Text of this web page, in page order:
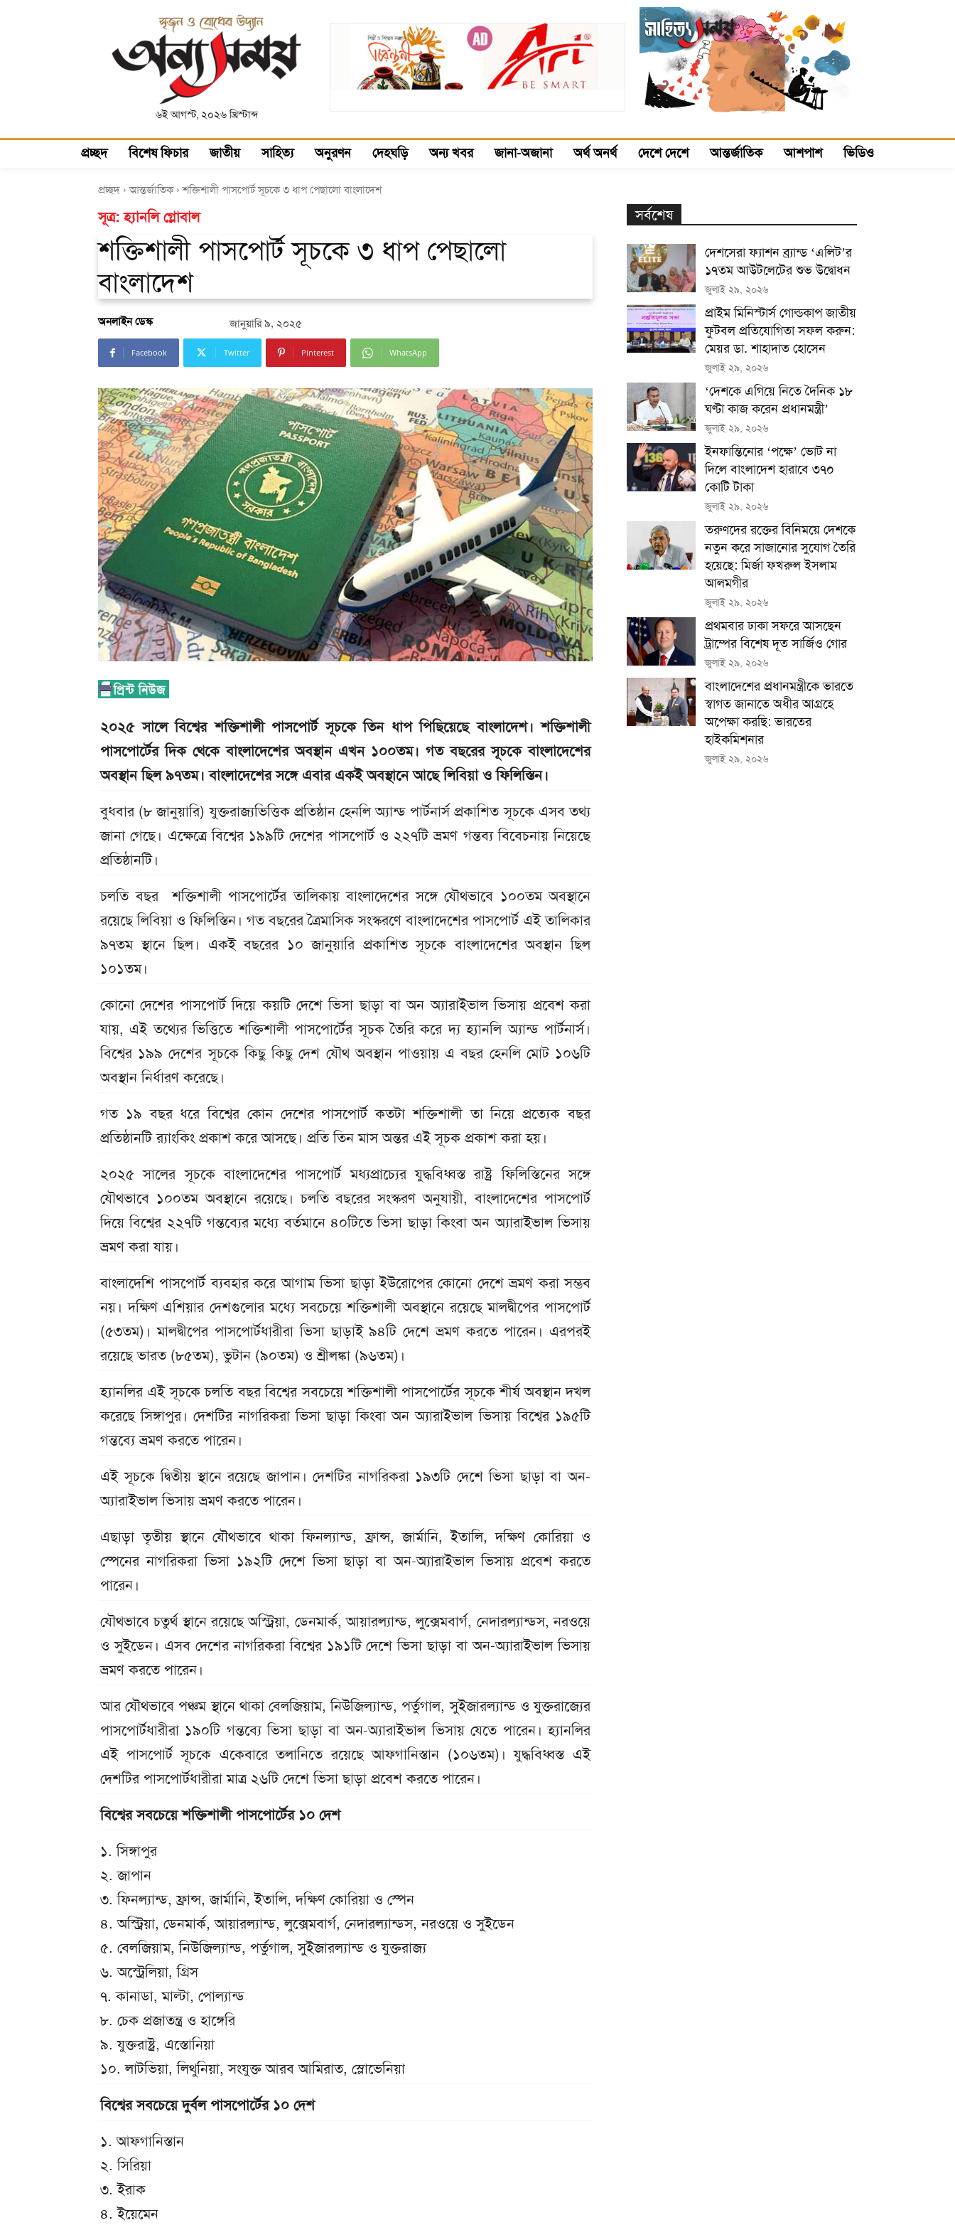
৬ই আগস্ট, ২০২৬ খ্রিস্টাব্দ
প্রচ্ছদ বিশেষ ফিচার জাতীয় সাহিত্য অনুরণন দেহঘড়ি অন্য খবর জানা-অজানা অর্থ অনর্থ দেশে দেশে আন্তর্জাতিক আশপাশ ভিডিও
প্রচ্ছদ আন্তর্জাতিক শক্তিশালী পাসপোর্ট সূচকে ৩ ধাপ পেছালো বাংলাদেশ
সূত্র: হ্যানলি গ্লোবাল
শক্তিশালী পাসপোর্ট সূচকে ৩ ধাপ পেছালো
বাংলাদেশ
অনলাইন ডেস্ক জানুয়ারি ৯, ২০২৫
Facebook Twitter Pinterest WhatsApp
২০২৫ সালে বিশ্বের শক্তিশালী পাসপোর্ট সূচকে তিন ধাপ পিছিয়েছে বাংলাদেশ। শক্তিশালী
পাসপোর্টের দিক থেকে বাংলাদেশের অবস্থান এখন ১০০তম। গত বছরের সূচকে বাংলাদেশের
অবস্থান ছিল ৯৭তম। বাংলাদেশের সঙ্গে এবার একই অবস্থানে আছে লিবিয়া ও ফিলিস্তিন।
বুধবার (৮ জানুয়ারি) যুক্তরাজ্যভিত্তিক প্রতিষ্ঠান হেনলি অ্যান্ড পার্টনার্স প্রকাশিত সূচকে এসব তথ্য
জানা গেছে। এক্ষেত্রে বিশ্বের ১৯৯টি দেশের পাসপোর্ট ও ২২৭টি ভ্রমণ গন্তব্য বিবেচনায় নিয়েছে
প্রতিষ্ঠানটি।
চলতি বছর শক্তিশালী পাসপোর্টের তালিকায় বাংলাদেশের সঙ্গে যৌথভাবে ১০০তম অবস্থানে
রয়েছে লিবিয়া ও ফিলিস্তিন। গত বছরের ত্রৈমাসিক সংস্করণে বাংলাদেশের পাসপোর্ট এই তালিকার
৯৭তম স্থানে ছিল। একই বছরের ১০ জানুয়ারি প্রকাশিত সূচকে বাংলাদেশের অবস্থান ছিল
১০১তম।
কোনো দেশের পাসপোর্ট দিয়ে কয়টি দেশে ভিসা ছাড়া বা অন অ্যারাইভাল ভিসায় প্রবেশ করা
যায়, এই তথ্যের ভিত্তিতে শক্তিশালী পাসপোর্টের সূচক তৈরি করে দ্য হ্যানলি অ্যান্ড পার্টনার্স।
বিশ্বের ১৯৯ দেশের সূচকে কিছু কিছু দেশ যৌথ অবস্থান পাওয়ায় এ বছর হেনলি মোট ১০৬টি
অবস্থান নির্ধারণ করেছে।
গত ১৯ বছর ধরে বিশ্বের কোন দেশের পাসপোর্ট কতটা শক্তিশালী তা নিয়ে প্রত্যেক বছর
প্রতিষ্ঠানটি র‍্যাংকিং প্রকাশ করে আসছে। প্রতি তিন মাস অন্তর এই সূচক প্রকাশ করা হয়।
২০২৫ সালের সূচকে বাংলাদেশের পাসপোর্ট মধ্যপ্রাচ্যের যুদ্ধবিধ্বস্ত রাষ্ট্র ফিলিস্তিনের সঙ্গে
যৌথভাবে ১০০তম অবস্থানে রয়েছে। চলতি বছরের সংস্করণ অনুযায়ী, বাংলাদেশের পাসপোর্ট
দিয়ে বিশ্বের ২২৭টি গন্তব্যের মধ্যে বর্তমানে ৪০টিতে ভিসা ছাড়া কিংবা অন অ্যারাইভাল ভিসায়
ভ্রমণ করা যায়।
বাংলাদেশি পাসপোর্ট ব্যবহার করে আগাম ভিসা ছাড়া ইউরোপের কোনো দেশে ভ্রমণ করা সম্ভব
নয়। দক্ষিণ এশিয়ার দেশগুলোর মধ্যে সবচেয়ে শক্তিশালী অবস্থানে রয়েছে মালদ্বীপের পাসপোর্ট
(৫৩তম)। মালদ্বীপের পাসপোর্টধারীরা ভিসা ছাড়াই ৯৪টি দেশে ভ্রমণ করতে পারেন। এরপরই
রয়েছে ভারত (৮৫তম), ভুটান (৯০তম) ও শ্রীলঙ্কা (৯৬তম)।
হ্যানলির এই সূচকে চলতি বছর বিশ্বের সবচেয়ে শক্তিশালী পাসপোর্টের সূচকে শীর্ষ অবস্থান দখল
করেছে সিঙ্গাপুর। দেশটির নাগরিকরা ভিসা ছাড়া কিংবা অন অ্যারাইভাল ভিসায় বিশ্বের ১৯৫টি
গন্তব্যে ভ্রমণ করতে পারেন।
এই সূচকে দ্বিতীয় স্থানে রয়েছে জাপান। দেশটির নাগরিকরা ১৯৩টি দেশে ভিসা ছাড়া বা অন-
অ্যারাইভাল ভিসায় ভ্রমণ করতে পারেন।
এছাড়া তৃতীয় স্থানে যৌথভাবে থাকা ফিনল্যান্ড, ফ্রান্স, জার্মানি, ইতালি, দক্ষিণ কোরিয়া ও
স্পেনের নাগরিকরা ভিসা ১৯২টি দেশে ভিসা ছাড়া বা অন-অ্যারাইভাল ভিসায় প্রবেশ করতে
পারেন।
যৌথভাবে চতুর্থ স্থানে রয়েছে অস্ট্রিয়া, ডেনমার্ক, আয়ারল্যান্ড, লুক্সেমবার্গ, নেদারল্যান্ডস, নরওয়ে
ও সুইডেন। এসব দেশের নাগরিকরা বিশ্বের ১৯১টি দেশে ভিসা ছাড়া বা অন-অ্যারাইভাল ভিসায়
ভ্রমণ করতে পারেন।
আর যৌথভাবে পঞ্চম স্থানে থাকা বেলজিয়াম, নিউজিল্যান্ড, পর্তুগাল, সুইজারল্যান্ড ও যুক্তরাজ্যের
পাসপোর্টধারীরা ১৯০টি গন্তব্যে ভিসা ছাড়া বা অন-অ্যারাইভাল ভিসায় যেতে পারেন। হ্যানলির
এই পাসপোর্ট সূচকে একেবারে তলানিতে রয়েছে আফগানিস্তান (১০৬তম)। যুদ্ধবিধ্বস্ত এই
দেশটির পাসপোর্টধারীরা মাত্র ২৬টি দেশে ভিসা ছাড়া প্রবেশ করতে পারেন।
বিশ্বের সবচেয়ে শক্তিশালী পাসপোর্টের ১০ দেশ
১. সিঙ্গাপুর
২. জাপান
৩. ফিনল্যান্ড, ফ্রান্স, জার্মানি, ইতালি, দক্ষিণ কোরিয়া ও স্পেন
৪. অস্ট্রিয়া, ডেনমার্ক, আয়ারল্যান্ড, লুক্সেমবার্গ, নেদারল্যান্ডস, নরওয়ে ও সুইডেন
৫. বেলজিয়াম, নিউজিল্যান্ড, পর্তুগাল, সুইজারল্যান্ড ও যুক্তরাজ্য
৬. অস্ট্রেলিয়া, গ্রিস
৭. কানাডা, মাল্টা, পোল্যান্ড
৮. চেক প্রজাতন্ত্র ও হাঙ্গেরি
৯. যুক্তরাষ্ট্র, এস্তোনিয়া
১০. লাটভিয়া, লিথুনিয়া, সংযুক্ত আরব আমিরাত, স্লোভেনিয়া
বিশ্বের সবচেয়ে দুর্বল পাসপোর্টের ১০ দেশ
১. আফগানিস্তান
২. সিরিয়া
৩. ইরাক
৪. ইয়েমেন
সর্বশেষ
দেশসেরা ফ্যাশন ব্র্যান্ড ‘এলিট’র
১৭তম আউটলেটের শুভ উদ্বোধন
জুলাই ২৯, ২০২৬
প্রাইম মিনিস্টার্স গোল্ডকাপ জাতীয়
ফুটবল প্রতিযোগিতা সফল করুন:
মেয়র ডা. শাহাদাত হোসেন
জুলাই ২৯, ২০২৬
‘দেশকে এগিয়ে নিতে দৈনিক ১৮
ঘণ্টা কাজ করেন প্রধানমন্ত্রী’
জুলাই ২৯, ২০২৬
ইনফান্তিনোর ‘পক্ষে’ ভোট না
দিলে বাংলাদেশ হারাবে ৩৭০
কোটি টাকা
জুলাই ২৯, ২০২৬
তরুণদের রক্তের বিনিময়ে দেশকে
নতুন করে সাজানোর সুযোগ তৈরি
হয়েছে: মির্জা ফখরুল ইসলাম
আলমগীর
জুলাই ২৯, ২০২৬
প্রথমবার ঢাকা সফরে আসছেন
ট্রাম্পের বিশেষ দূত সার্জিও গোর
জুলাই ২৯, ২০২৬
বাংলাদেশের প্রধানমন্ত্রীকে ভারতে
স্বাগত জানাতে অধীর আগ্রহে
অপেক্ষা কর‌ছি: ভারতের
হাইকমিশনার
জুলাই ২৯, ২০২৬